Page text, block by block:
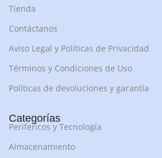
Tienda
Contáctanos
Aviso Legal y Políticas de Privacidad
Términos y Condiciones de Uso
Políticas de devoluciones y garantía
Categorías
Perifericos y Tecnología
Almacenamiento